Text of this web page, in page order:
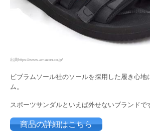
出典https://www.amazon.co.jp/
ビブラムソール社のソールを採用した履き心地
ム。
スポーツサンダルといえば外せないブランドで
商品の詳細はこちら